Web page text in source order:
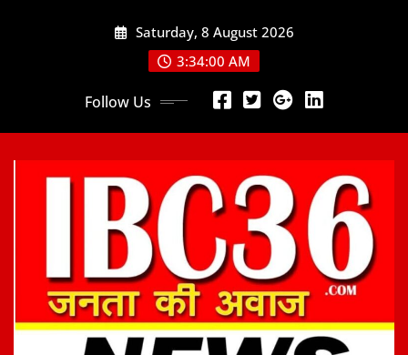
Saturday, 8 August 2026
3:34:01 AM
Follow Us